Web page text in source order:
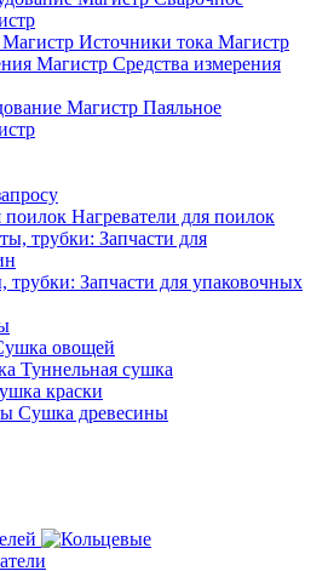
Источники тока Магистр
Средства измерения
Паяльное
Нагреватели для поилок
Запчасти для упаковочных
овощей
Туннельная сушка
краски
Сушка древесины